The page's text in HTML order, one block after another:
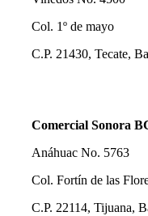
Col. 1º de mayo
C.P. 21430, Tecate,
Comercial Sonora
Anáhuac No. 5763
Col. Fortín de las
C.P. 22114, Tijuana,